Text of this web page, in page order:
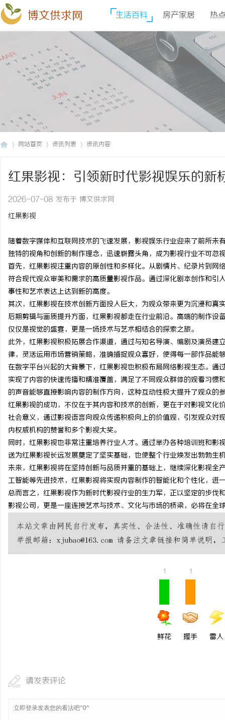
博文供求网 生活百科 房产家居 热
网站首页 资讯列表 资讯内容
红果影视：引领新时代影视娱乐的新
2026-07-08 发布于 博文供求网
红果影视
随着数字媒体和互联网技术的飞速发展，影视娱乐行业迎来了前所
独特的视角和创新的制作理念，迅速崭露头角，成为影视行业不可忽
首先，红果影视注重内容的原创性和多样化。从剧情片、纪录片到
符合现代观众审美和需求的高质量影视作品。通过深化剧本创作和
事性和艺术表达上达到新的高度。
其次，红果影视在技术创新方面投入巨大，为观众带来更为沉浸和
后期剪辑与画质提升方面，红果影视都走在行业前沿。高端的制作
仅仅是视觉的盛宴，更是一场技术与艺术相结合的探索之旅。
此外，红果影视积极拓展合作渠道，通过与知名导演、编剧及演员
律，灵活运用市场营销策略，准确捕捉观众喜好，使得每一部作品能
在数字平台兴起的大背景下，红果影视也积极布局网络影视生态。
实现了内容的快速传播和精准覆盖，满足了不同观众群体的观看习
的声音能够直接影响内容的制作方向，这种互动性极大提升了观众的
红果影视的成功，不仅在于其内容和技术的创新，更在于对影视文
社会意义，通过影视语言向观众传递积极向上的价值观，引发观众
内权威机构的赞誉和多个影视大奖。
同时，红果影视也非常注重培养行业人才。通过举办各种培训班和
送为红果影视长远发展奠定了坚实基础，也使整个行业焕发出勃勃生
未来，红果影视将在坚持创新与品质并重的基础上，继续深化影视
工智能等先进技术，红果影视将实现内容制作的智能化和个性化，进
总而言之，红果影视作为新时代影视行业的生力军，正以坚定的步
影视公司，更是一座连接艺术与技术、文化与市场的桥梁，必将在全
1
鲜花
1
握手 雷人
请发表评论
以初心守食安 以匠心筑
（北京）餐饮管理有限